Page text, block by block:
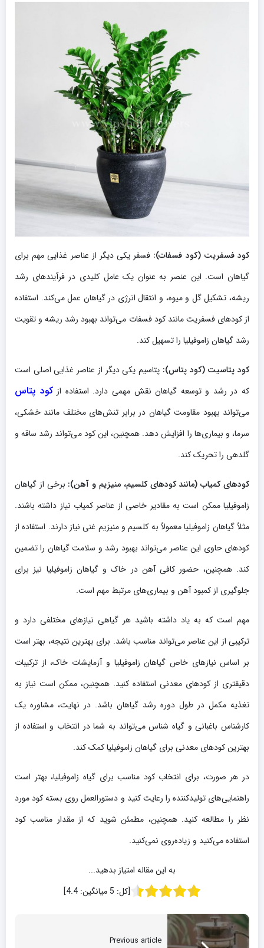
کود فسفریت (کود فسفات): فسفر یکی دیگر از عناصر غذایی مهم برای
گیاهان است. این عنصر به عنوان یک عامل کلیدی در فرآیندهای رشد
ریشه، تشکیل گل و میوه، و انتقال انرژی در گیاهان عمل می‌کند. استفاده
از کودهای فسفریت مانند کود فسفات می‌تواند بهبود رشد ریشه و تقویت
رشد گیاهان زاموفیلیا را تسهیل کند.
کود پتاسیت (کود پتاس): پتاسیم یکی دیگر از عناصر غذایی اصلی است
که در رشد و توسعه گیاهان نقش مهمی دارد. استفاده ازکود پتاس
می‌تواند بهبود مقاومت گیاهان در برابر تنش‌های مختلف مانند خشکی،
سرما، و بیماری‌ها را افزایش دهد. همچنین، این کود می‌تواند رشد ساقه و
گلدهی را تحریک کند.
کودهای کمیاب (مانند کودهای کلسیم، منیزیم و آهن): برخی از گیاهان
زاموفیلیا ممکن است به مقادیر خاصی از عناصر کمیاب نیاز داشته باشند.
مثلاً گیاهان زاموفیلیا معمولاً به کلسیم و منیزیم غنی نیاز دارند. استفاده از
کودهای حاوی این عناصر می‌تواند بهبود رشد و سلامت گیاهان را تضمین
کند. همچنین، حضور کافی آهن در خاک و گیاهان زاموفیلیا نیز برای
جلوگیری از کمبود آهن و بیماری‌های مرتبط مهم است.
مهم است که به یاد داشته باشید هر گیاهی نیازهای مختلفی دارد و
ترکیبی از این عناصر می‌تواند مناسب باشد. برای بهترین نتیجه، بهتر است
بر اساس نیازهای خاص گیاهان زاموفیلیا و آزمایشات خاک، از ترکیبات
دقیقتری از کودهای معدنی استفاده کنید. همچنین، ممکن است نیاز به
تغذیه مکمل در طول دوره رشد گیاهان باشد. در نهایت، مشاوره یک
کارشناس باغبانی و گیاه شناس می‌تواند به شما در انتخاب و استفاده از
بهترین کودهای معدنی برای گیاهان زاموفیلیا کمک کند.
در هر صورت، برای انتخاب کود مناسب برای گیاه زاموفیلیا، بهتر است
راهنمایی‌های تولیدکننده را رعایت کنید و دستورالعمل روی بسته کود مورد
نظر را مطالعه کنید. همچنین، مطمئن شوید که از مقدار مناسب کود
استفاده می‌کنید و زیاده‌روی نمی‌کنید.
به این مقاله امتیاز بدهید...
[کل: 5 میانگین:4.4
]
Previous article